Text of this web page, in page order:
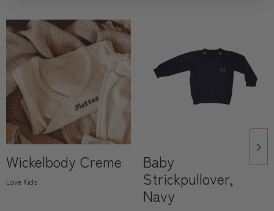
Wickelbody Creme
Love Kids
Baby
Strickpullover,
Navy